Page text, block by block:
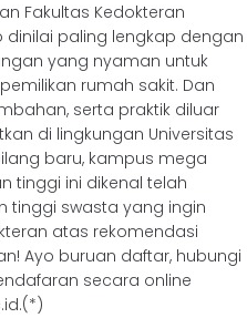
Fakultas Kedokteran
dinilai paling lengkap dengan
yang nyaman untuk
rumah sakit. Dan
serta praktik diluar
di lingkungan Universitas
baru, kampus mega
tinggi ini dikenal telah
tinggi swasta yang ingin
atas rekomendasi
Ayo buruan daftar, hubungi
secara online